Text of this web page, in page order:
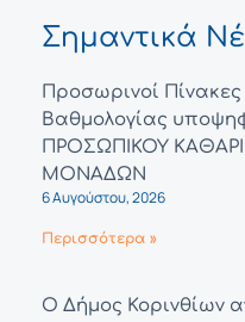
Σημαντικά
Προσωρινοί
Βαθμολογίας
ΠΡΟΣΩΠΙΚΟΥ
ΜΟΝΑΔΩΝ
6 Αυγούστου, 2026
Περισσότερα »
Ο Δήμος Κορινθίων